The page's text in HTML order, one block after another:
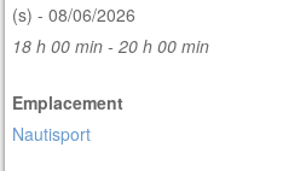
(s) - 08/06/2026
18 h 00 min - 20 h 00 min
Emplacement
Nautisport